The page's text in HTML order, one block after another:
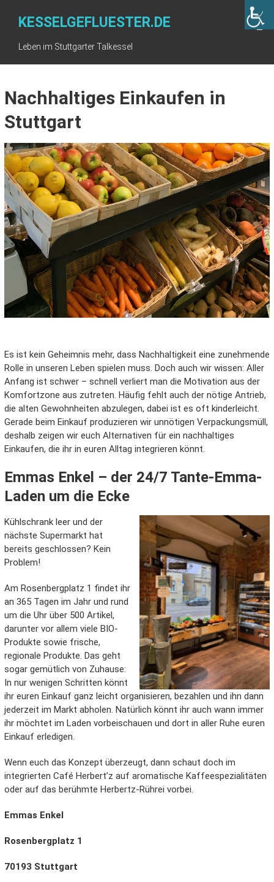
KESSELGEFLUESTER.DE
Leben im Stuttgarter Talkessel
Nachhaltiges Einkaufen in
Stuttgart
Es ist kein Geheimnis mehr, dass Nachhaltigkeit eine zunehmende
Rolle in unseren Leben spielen muss. Doch auch wir wissen: Aller
Anfang ist schwer – schnell verliert man die Motivation aus der
Komfortzone aus zutreten. Häufig fehlt auch der nötige Antrieb,
die alten Gewohnheiten abzulegen, dabei ist es oft kinderleicht.
Gerade beim Einkauf produzieren wir unnötigen Verpackungsmüll,
deshalb zeigen wir euch Alternativen für ein nachhaltiges
Einkaufen, die ihr in euren Alltag integrieren könnt.
Emmas Enkel – der 24/7 Tante-Emma-
Laden um die Ecke
Kühlschrank leer und der
nächste Supermarkt hat
bereits geschlossen? Kein
Problem!
Am Rosenbergplatz 1 findet ihr
an 365 Tagen im Jahr und rund
um die Uhr über 500 Artikel,
darunter vor allem viele BIO-
Produkte sowie frische,
regionale Produkte. Das geht
sogar gemütlich von Zuhause:
In nur wenigen Schritten könnt
ihr euren Einkauf ganz leicht organisieren, bezahlen und ihn dann
jederzeit im Markt abholen. Natürlich könnt ihr auch wann immer
ihr möchtet im Laden vorbeischauen und dort in aller Ruhe euren
Einkauf erledigen.
Wenn euch das Konzept überzeugt, dann schaut doch im
integrierten Café Herbert’z auf aromatische Kaffeespezialitäten
oder auf das berühmte Herbertz-Rührei vorbei.
Emmas Enkel
Rosenbergplatz 1
70193 Stuttgart